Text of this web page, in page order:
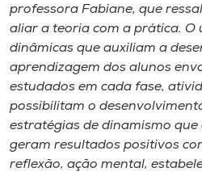
professora Fabiane, que
aliar a teoria com a prática. O
dinâmicas que auxiliam a
aprendizagem dos alunos
estudados em cada fase,
possibilitam o
estratégias de dinamismo
geram resultados positivos
reflexão, ação mental,